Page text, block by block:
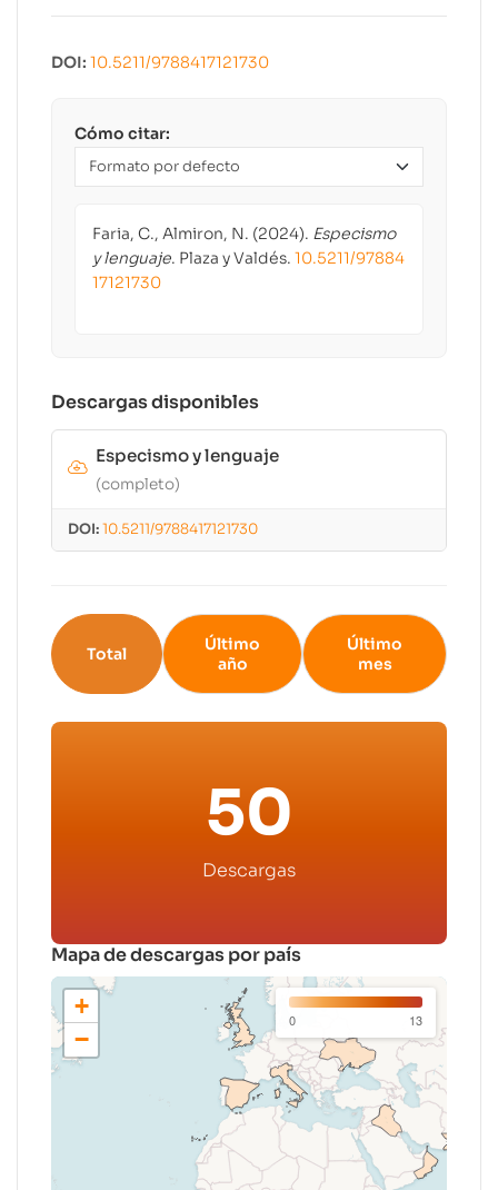
DOI: 10.5211/9788417121730
Cómo citar:
Faria, C., Almiron, N. (2024). Especismo
y lenguaje. Plaza y Valdés. 10.5211/97884
17121730
Descargas disponibles
Especismo y lenguaje
(completo)
DOI:10.5211/9788417121730
Total
Último
año
Último
mes
50
Descargas
Mapa de descargas por país
+
−
0 13